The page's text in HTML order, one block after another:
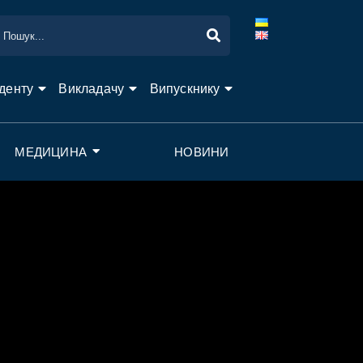
Викладачу Випускнику
МЕДИЦИНА НОВИНИ